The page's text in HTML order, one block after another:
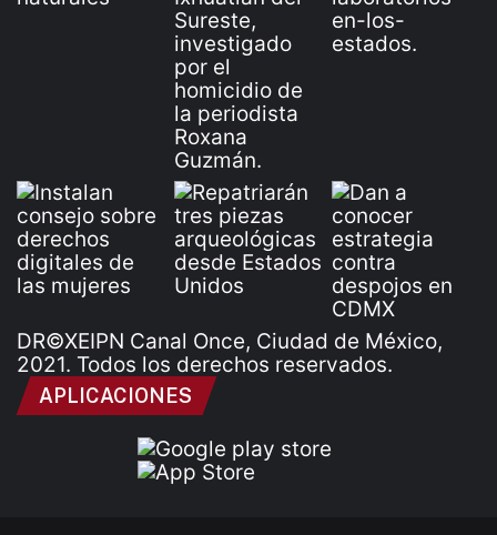
DR©XEIPN Canal Once, Ciudad de México,
2021. Todos los derechos reservados.
APLICACIONES